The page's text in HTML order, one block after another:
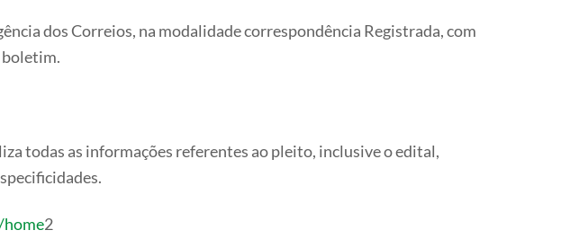
dos Correios, na modalidade correspondência Registrada, com
boletim.
todas as informações referentes ao pleito, inclusive o edital,
2